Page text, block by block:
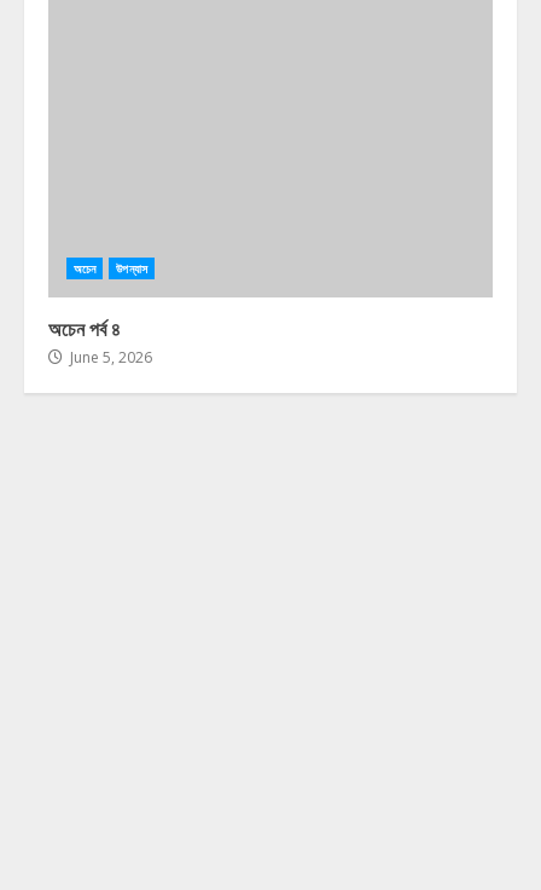
অচেন উপন্যাস
অচেন পর্ব ৪
June 5, 2026